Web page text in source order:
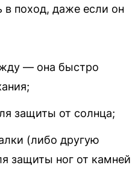
в поход, даже если он
— она быстро
защиты от солнца;
(либо другую
защиты ног от камней